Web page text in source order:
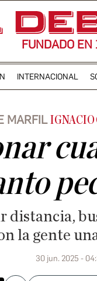
FUNDADO EN
INTERNACIONAL
MARFIL IGNACIO
distancia,
la gente
30 jun. 2025 -